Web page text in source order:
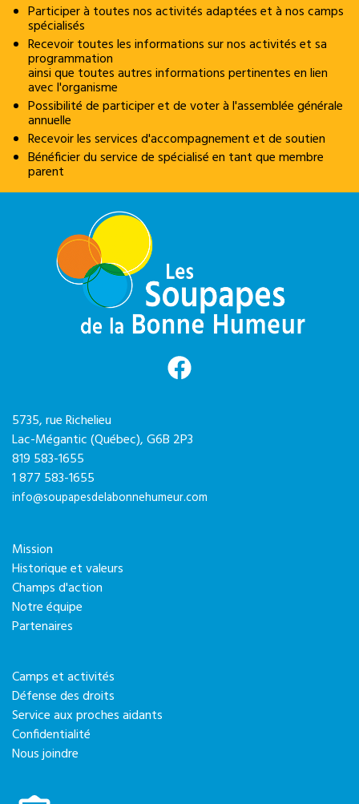
Participer à toutes nos activités adaptées et à nos camps
spécialisés
Recevoir toutes les informations sur nos activités et sa
programmation
ainsi que toutes autres informations pertinentes en lien
avec l'organisme
Possibilité de participer et de voter à l'assemblée générale
annuelle
Recevoir les services d'accompagnement et de soutien
Bénéficier du service de spécialisé en tant que membre
parent
5735, rue Richelieu
Lac-Mégantic (Québec),G6B 2P3
819 583-1655
1 877 583-1655
info@soupapesdelabonnehumeur.com
Mission
Historique et valeurs
Champs d'action
Notre équipe
Partenaires
Camps et activités
Défense des droits
Service aux proches aidants
Confidentialité
Nous joindre